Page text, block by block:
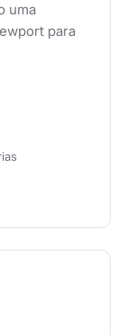
uma
para